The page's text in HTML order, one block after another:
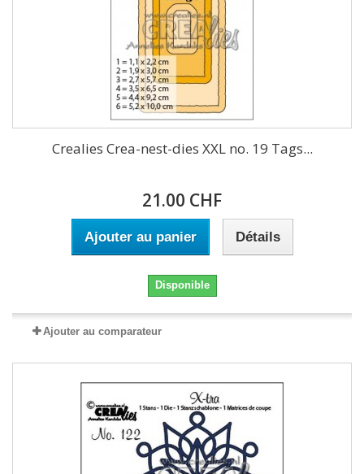
Crealies Crea-nest-dies XXL no. 19 Tags...
21.00 CHF
Ajouter au panier Détails
Disponible
Ajouter au comparateur